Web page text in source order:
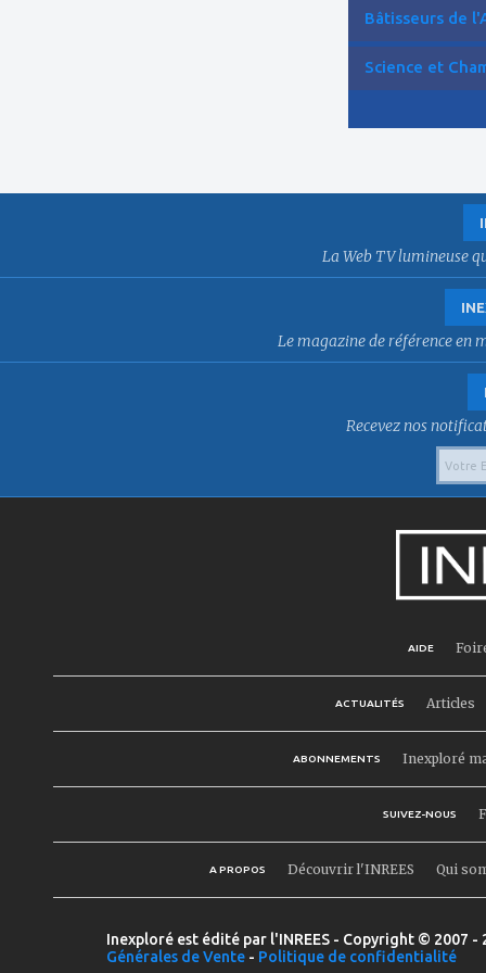
Bâtisseurs de
Science et
La Web TV lumineuse
Le magazine de référence en
Recevez nos
AIDE
ACTUALITÉS Articles
ABONNEMENTS Inexploré
SUIVEZ-NOUS
A PROPOS Découvrir l'INREES Qui
Inexploré est édité par l'INREES - Copyright © 2007
Générales de Vente - Politique de confidentialité